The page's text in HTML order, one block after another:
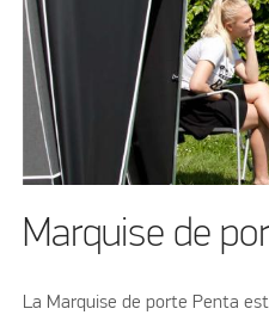
Marquise de
La Marquise de porte Penta